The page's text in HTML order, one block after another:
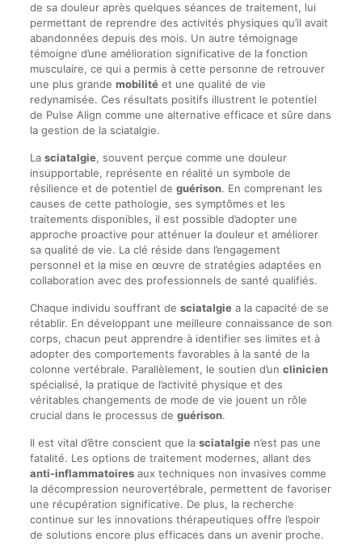
de sa douleur après quelques séances de traitement, lui
permettant de reprendre des activités physiques qu’il avait
abandonnées depuis des mois. Un autre témoignage
témoigne d’une amélioration significative de la fonction
musculaire, ce qui a permis à cette personne de retrouver
une plus grande mobilitéet une qualité de vie
redynamisée. Ces résultats positifs illustrent le potentiel
de Pulse Align comme une alternative efficace et sûre dans
la gestion de la sciatalgie.
La sciatalgie, souvent perçue comme une douleur
insupportable, représente en réalité un symbole de
résilience et de potentiel de guérison. En comprenant les
causes de cette pathologie, ses symptômes et les
traitements disponibles, il est possible d’adopter une
approche proactive pour atténuer la douleur et améliorer
sa qualité de vie. La clé réside dans l’engagement
personnel et la mise en œuvre de stratégies adaptées en
collaboration avec des professionnels de santé qualifiés.
Chaque individu souffrant de sciatalgiea la capacité de se
rétablir. En développant une meilleure connaissance de son
corps, chacun peut apprendre à identifier ses limites et à
adopter des comportements favorables à la santé de la
colonne vertébrale. Parallèlement, le soutien d’un clinicien
spécialisé, la pratique de l’activité physique et des
véritables changements de mode de vie jouent un rôle
crucial dans le processus de guérison.
Il est vital d’être conscient que la sciatalgien’est pas une
fatalité. Les options de traitement modernes, allant des
anti-inflammatoiresaux techniques non invasives comme
la décompression neurovertébrale, permettent de favoriser
une récupération significative. De plus, la recherche
continue sur les innovations thérapeutiques offre l’espoir
de solutions encore plus efficaces dans un avenir proche.